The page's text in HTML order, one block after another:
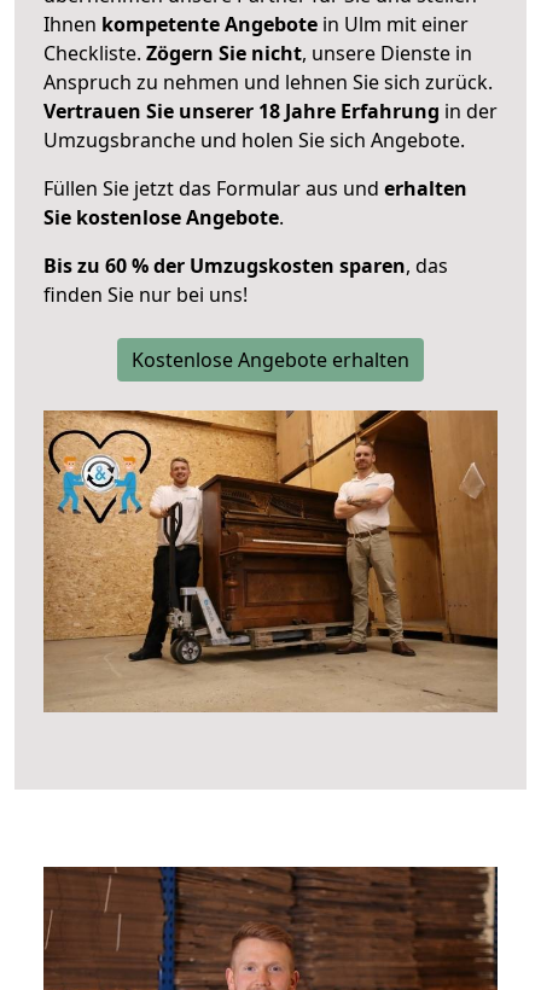
Ihnen kompetente Angebote in Ulm mit einer
Checkliste. Zögern Sie nicht, unsere Dienste in
Anspruch zu nehmen und lehnen Sie sich zurück.
Vertrauen Sie unserer 18 Jahre Erfahrung in der
Umzugsbranche und holen Sie sich Angebote.
Füllen Sie jetzt das Formular aus und erhalten
Sie kostenlose Angebote.
Bis zu 60 % der Umzugskosten sparen, das
finden Sie nur bei uns!
Kostenlose Angebote erhalten